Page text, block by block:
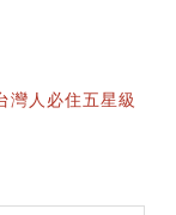
灣人必住五星級